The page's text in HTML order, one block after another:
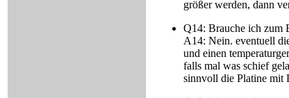
größer werden, dann
Q14: Brauche ich zum
A14: Nein. eventuell
und einen
falls mal was schief
sinnvoll die Platine mit